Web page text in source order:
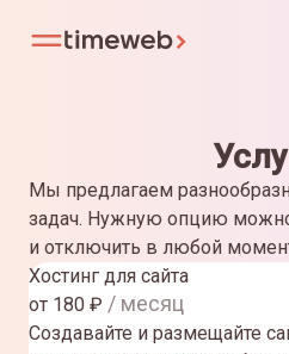
Мы предлагаем
задач. Нужную опцию
и отключить в любой
Хостинг для сайта
от 180 ₽ / месяц
Создавайте и размещайте